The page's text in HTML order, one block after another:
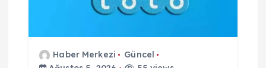
Haber Merkezi
Güncel